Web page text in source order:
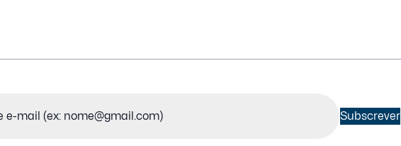
Subscrever